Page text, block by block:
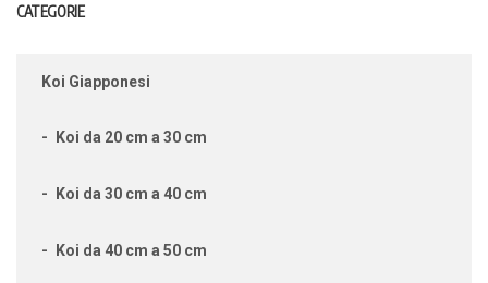
CATEGORIE
Koi Giapponesi
Koi da 20 cm a 30 cm
Koi da 30 cm a 40 cm
Koi da 40 cm a 50 cm